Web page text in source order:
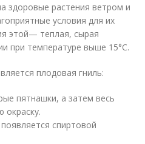
здоровые растения ветром и
условия для их
этой— теплая, сырая
при температуре выше 15°С.
плодовая гниль:
пятнашки, а затем весь
окраску.
спиртовой